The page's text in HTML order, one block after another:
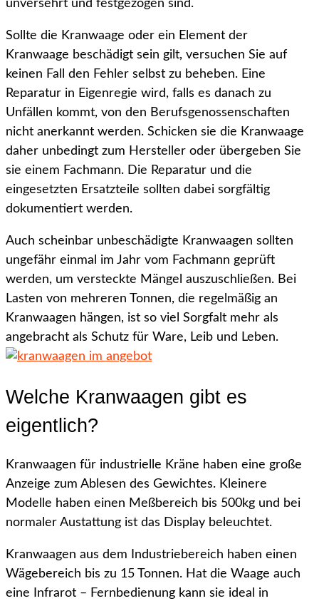
unversehrt und festgezogen sind.
Sollte die Kranwaage oder ein Element der
Kranwaage beschädigt sein gilt, versuchen Sie auf
keinen Fall den Fehler selbst zu beheben. Eine
Reparatur in Eigenregie wird, falls es danach zu
Unfällen kommt, von den Berufsgenossenschaften
nicht anerkannt werden. Schicken sie die Kranwaage
daher unbedingt zum Hersteller oder übergeben Sie
sie einem Fachmann. Die Reparatur und die
eingesetzten Ersatzteile sollten dabei sorgfältig
dokumentiert werden.
Auch scheinbar unbeschädigte Kranwaagen sollten
ungefähr einmal im Jahr vom Fachmann geprüft
werden, um versteckte Mängel auszuschließen. Bei
Lasten von mehreren Tonnen, die regelmäßig an
Kranwaagen hängen, ist so viel Sorgfalt mehr als
angebracht als Schutz für Ware, Leib und Leben.
Welche Kranwaagen gibt es
eigentlich?
Kranwaagen für industrielle Kräne haben eine große
Anzeige zum Ablesen des Gewichtes. Kleinere
Modelle haben einen Meßbereich bis 500kg und bei
normaler Austattung ist das Display beleuchtet.
Kranwaagen aus dem Industriebereich haben einen
Wägebereich bis zu 15 Tonnen. Hat die Waage auch
eine Infrarot – Fernbedienung kann sie ideal in